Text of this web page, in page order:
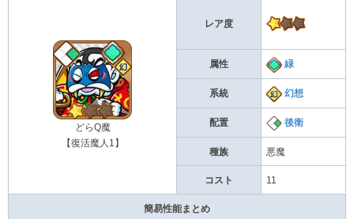
どらQ魔
【復活魔人1】
レア度
属性 緑
系統 幻想
配置 後衛
種族 悪魔
コスト 11
簡易性能まとめ